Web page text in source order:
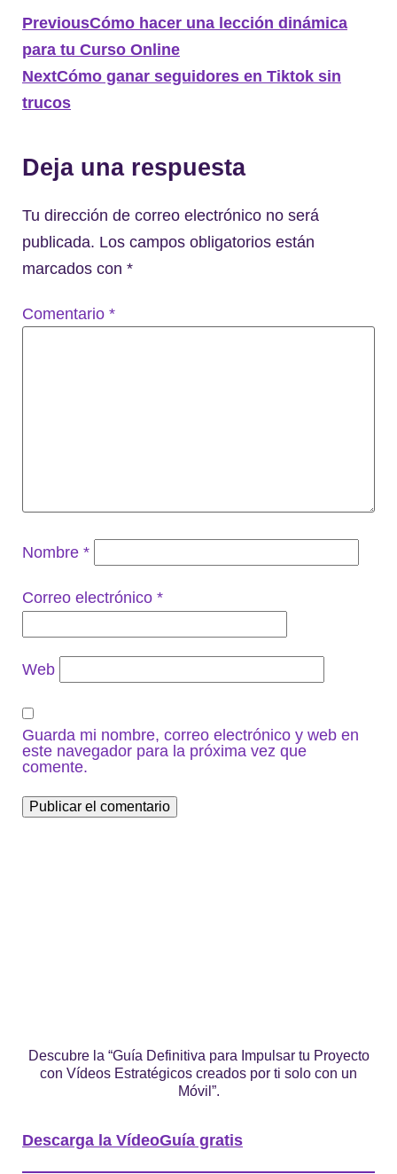
PreviousCómo hacer una lección dinámica
para tu Curso Online
NextCómo ganar seguidores en Tiktok sin
trucos
Deja una respuesta
Tu dirección de correo electrónico no será
publicada. Los campos obligatorios están
marcados con *
Comentario *
Nombre *
Correo electrónico *
Web
Guarda mi nombre, correo electrónico y web en
este navegador para la próxima vez que
comente.
Descubre la “Guía Definitiva para Impulsar tu Proyecto
con Vídeos Estratégicos creados por ti solo con un
Móvil”.
Descarga la VídeoGuía gratis